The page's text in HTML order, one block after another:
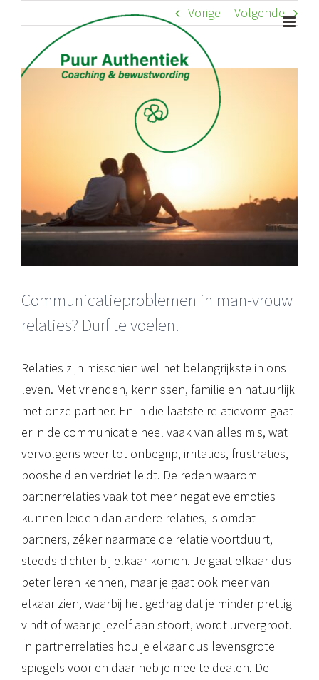
naar
inhoud
Vorige Volgende
Bekijk
Communicatieproblemen in man-vrouw
relaties? Durf te voelen.
Relaties zijn misschien wel het belangrijkste in ons
leven. Met vrienden, kennissen, familie en natuurlijk
met onze partner. En in die laatste relatievorm gaat
er in de communicatie heel vaak van alles mis, wat
vervolgens weer tot onbegrip, irritaties, frustraties,
boosheid en verdriet leidt. De reden waarom
partnerrelaties vaak tot meer negatieve emoties
kunnen leiden dan andere relaties, is omdat
partners, zéker naarmate de relatie voortduurt,
steeds dichter bij elkaar komen. Je gaat elkaar dus
beter leren kennen, maar je gaat ook meer van
elkaar zien, waarbij het gedrag dat je minder prettig
vindt of waar je jezelf aan stoort, wordt uitvergroot.
In partnerrelaties hou je elkaar dus levensgrote
spiegels voor en daar heb je mee te dealen. De